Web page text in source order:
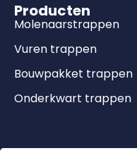
Producten
Molenaarstrappen
Vuren trappen
Bouwpakket trappen
Onderkwart trappen